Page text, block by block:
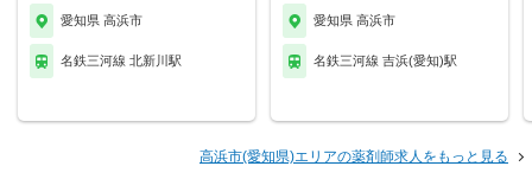
愛知県 高浜市
名鉄三河線 北新川駅
愛知県 高浜市
名鉄三河線 吉浜(愛知)駅
高浜市(愛知県)エリアの薬剤師求人をもっと見る